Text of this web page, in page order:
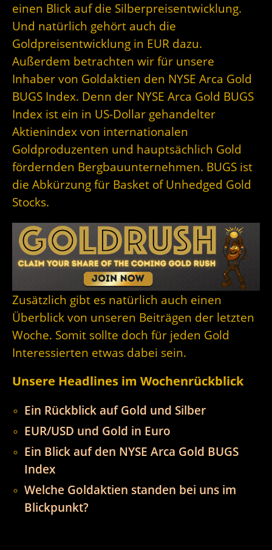
einen Blick auf die Silberpreisentwicklung.
Und natürlich gehört auch die
Goldpreisentwicklung in EUR dazu.
Außerdem betrachten wir für unsere
Inhaber von Goldaktien den NYSE Arca Gold
BUGS Index. Denn der NYSE Arca Gold BUGS
Index ist ein in US-Dollar gehandelter
Aktienindex von internationalen
Goldproduzenten und hauptsächlich Gold
fördernden Bergbauunternehmen. BUGS ist
die Abkürzung für Basket of Unhedged Gold
Stocks.
Zusätzlich gibt es natürlich auch einen
Überblick von unseren Beiträgen der letzten
Woche. Somit sollte doch für jeden Gold
Interessierten etwas dabei sein.
Unsere Headlines im Wochenrückblick
Ein Rückblick auf Gold und Silber
EUR/USD und Gold in Euro
Ein Blick auf den NYSE Arca Gold BUGS
Index
Welche Goldaktien standen bei uns im
Blickpunkt?